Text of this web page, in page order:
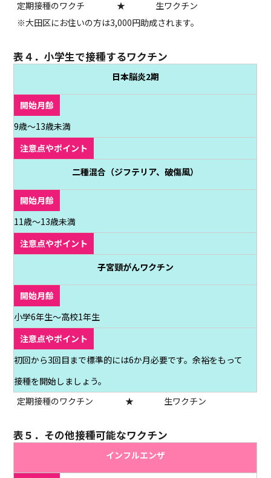
定期接種のワクチ ★
生ワクチン
※大田区にお住いの方は3,000円助成されます。
表４．小学生で接種するワクチン
日本脳炎2期
9歳～13歳未満
二種混合（ジフテリア、破傷風）
11歳～13歳未満
子宮頸がんワクチン
小学6年生～高校1年生
初回から3回目まで標準的には6か月必要です。余裕をもって
接種を開始しましょう。
定期接種のワクチン
★ 生ワクチン
表５．その他接種可能なワクチン
インフルエンザ